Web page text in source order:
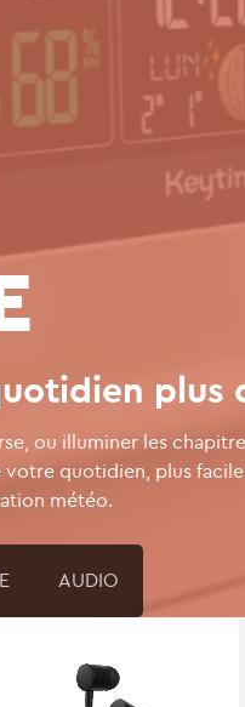
plus
ou illuminer les
votre quotidien, plus
météo.
AUDIO